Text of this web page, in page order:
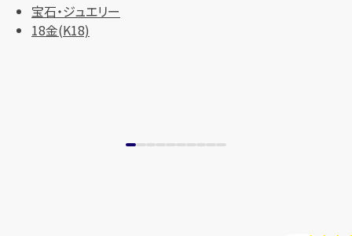
宝石・ジュエリー
18金(K18)